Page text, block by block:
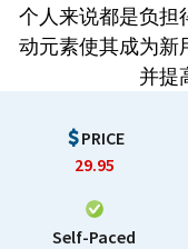
个人来说都是负担
动元素使其成为新
并提
PRICE
29.95
Self-Paced